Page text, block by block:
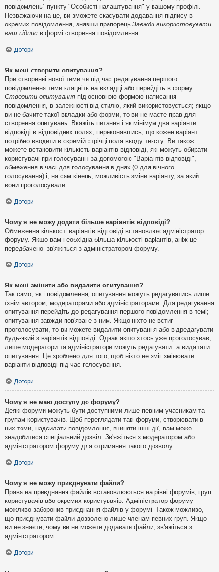
повідомлень" пункту "Особисті налаштування" у вашому профілі.
Незважаючи на це, ви зможете скасувати додавання підпису в
окремих повідомлення, знявши прапорець Завжди використовувати
ваш підпис в формі створення повідомлення.
Догори
Як мені створити опитування?
При створенні нової теми чи під час редагування першого
повідомлення теми клацніть на вкладці або перейдіть в форму
Створити опитування під основною формою написання
повідомлення, в залежності від стилю, який використовується; якщо
ви не бачите такої вкладки або форми, то ви не маєте прав для
створення опитувань. Вкажіть питання і як мінімум два варіанти
відповіді в відповідних полях, переконавшись, що кожен варіант
потрібно вводити в окремій стрічці поля вводу тексту. Ви також
можете встановити кількість варіантів відповіді, які можуть обирати
користувачі при голосуванні за допомогою "Варіантів відповіді",
обмеження в часі для голосування в днях (0 для вічного
голосування) і, на сам кінець, можливість зміни варіанту, за який
вони проголосували.
Догори
Чому я не можу додати більше варіантів відповіді?
Обмеження кількості варіантів відповіді встановлює адміністратор
форуму. Якщо вам необхідна більша кількості варіантів, аніж це
передбачено, зв'яжіться з адміністратором форуму.
Догори
Як мені змінити або видалити опитування?
Так само, як і повідомлення, опитування можуть редагуватись лише
їхнім автором, модераторами або адміністраторами. Для редагування
опитування перейдіть до редагування першого повідомлення в темі;
опитування завжди пов'язане з ним. Якщо ніхто не встиг
проголосувати, то ви можете видалити опитування або відредагувати
будь-який з варіантів відповіді. Однак якщо хтось уже проголосував,
лише модератори та адміністратори можуть редагувати та видаляти
опитування. Це зроблено для того, щоб ніхто не зміг змінювати
варіанти відповіді під час голосування.
Догори
Чому я не маю доступу до форуму?
Деякі форуми можуть бути доступними лише певним учасникам та
групам користувачів. Щоб переглядати такі форуми, створювати в
них теми, надсилати повідомлення, вчиняти інші дії, вам може
знадобитися спеціальний дозвіл. Зв'яжіться з модератором або
адміністратором форуму для отримання такого дозволу.
Догори
Чому я не можу приєднувати файли?
Права на приєднання файлів встановлюються на рівні форумів, груп
користувачів або окремих користувачів. Адміністратор форуму
можливо заборонив приєднання файлів у форумі. Також можливо,
що приєднувати файли дозволено лише членам певних груп. Якщо
ви не знаєте, чому ви не можете додавати файли, зв'яжіться з
адміністратором.
Догори